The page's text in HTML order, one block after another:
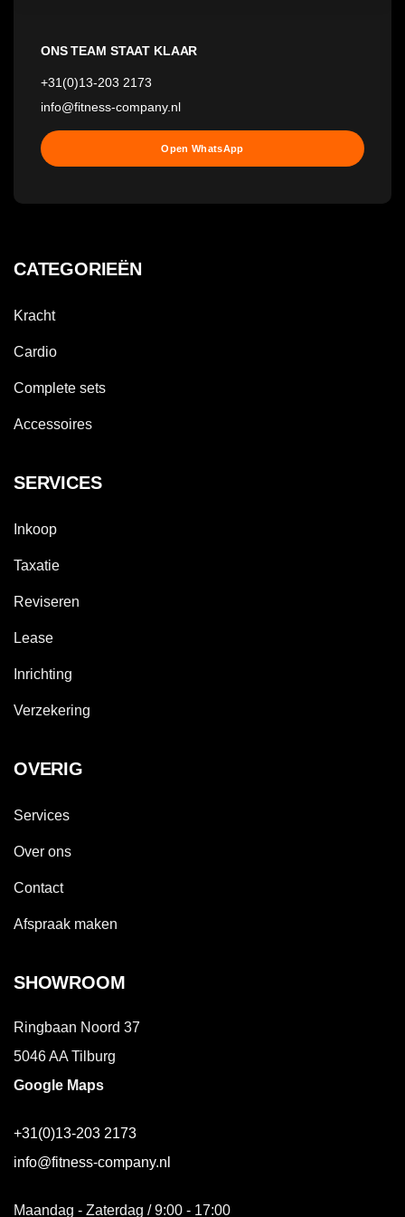
ONS TEAM STAAT KLAAR
+31(0)13-203 2173
info@fitness-company.nl
Open WhatsApp
CATEGORIEËN
Kracht
Cardio
Complete sets
Accessoires
SERVICES
Inkoop
Taxatie
Reviseren
Lease
Inrichting
Verzekering
OVERIG
Services
Over ons
Contact
Afspraak maken
SHOWROOM
Ringbaan Noord 37
5046 AA Tilburg
Google Maps
+31(0)13-203 2173
info@fitness-company.nl
Maandag - Zaterdag / 9:00 - 17:00